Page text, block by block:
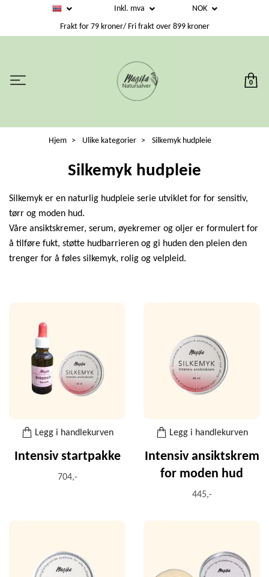
Inkl. mva
NOK
Frakt for 79 kroner/ Fri frakt over 899 kroner
0
Hjem Ulike kategorier Silkemyk hudpleie
Silkemyk hudpleie
Silkemyk er en naturlig hudpleie serie utviklet for for sensitiv,
tørr og moden hud.
Våre ansiktskremer, serum, øyekremer og oljer er formulert for
å tilføre fukt, støtte hudbarrieren og gi huden den pleien den
trenger for å føles silkemyk, rolig og velpleid.
Legg i handlekurven
Intensiv startpakke
704,-
Legg i handlekurven
Intensiv ansiktskrem
for moden hud
445,-